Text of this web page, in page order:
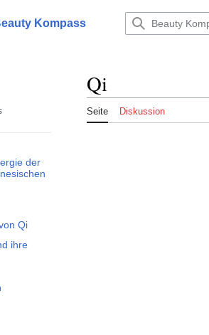
Kompass
der
der Traditionellen Chinesischen Medizin
Qi
ihre
Qi
Seite Diskussion